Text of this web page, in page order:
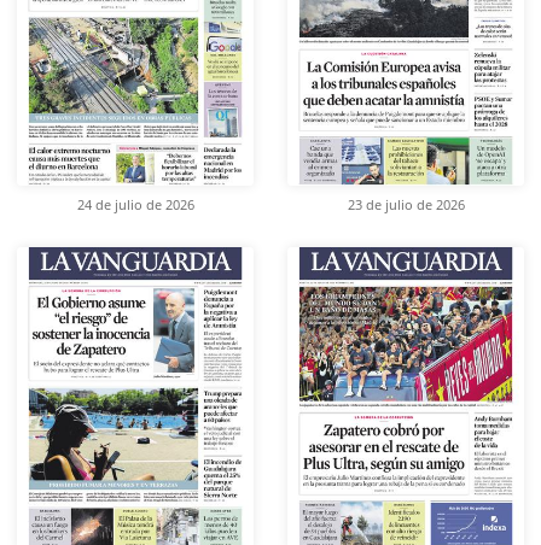
24 de julio de 2026 23 de julio de 2026